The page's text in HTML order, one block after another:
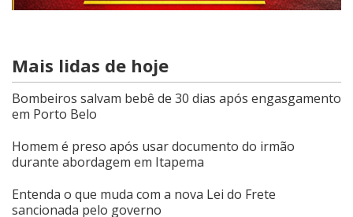
Mais lidas de hoje
Bombeiros salvam bebê de 30 dias após engasgamento
em Porto Belo
Homem é preso após usar documento do irmão
durante abordagem em Itapema
Entenda o que muda com a nova Lei do Frete
sancionada pelo governo